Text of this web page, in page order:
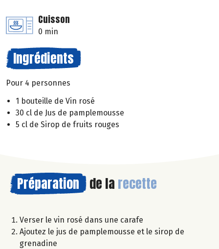
Cuisson
0 min
Ingrédients
Pour 4 personnes
1 bouteille de Vin rosé
30 cl de Jus de pamplemousse
5 cl de Sirop de fruits rouges
Préparation de la recette
Verser le vin rosé dans une carafe
Ajoutez le jus de pamplemousse et le sirop de
grenadine